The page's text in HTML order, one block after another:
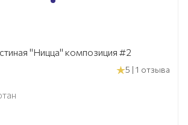
"Ницца" композиция #2
5 | 1 отзыва